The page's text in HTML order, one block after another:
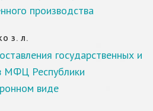
производства
З. Л.
государственных и
МФЦ Республики
виде